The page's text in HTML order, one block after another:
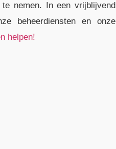
nemen. In een vrijblijvend
beheerdiensten en onze
helpen!